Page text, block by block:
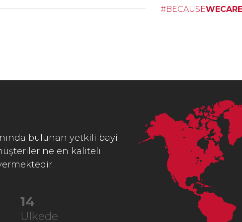
#BECAUSEWECARE
bulunan yetkili bayi
en kaliteli
22
Ülkede